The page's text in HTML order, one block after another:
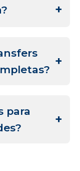
para